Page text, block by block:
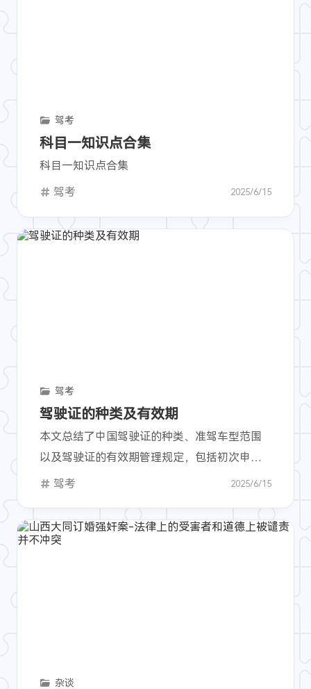
驾考
科目一知识点合集
科目一知识点合集
驾考 2025/6/15
驾考
驾驶证的种类及有效期
本文总结了中国驾驶证的种类、准驾车型范围
以及驾驶证的有效期管理规定，包括初次申
领、换证条件和换证时间和地点等重要信息。
驾考 2025/6/15
杂谈